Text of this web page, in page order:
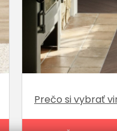
Prečo si vybrať